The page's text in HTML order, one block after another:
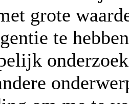
grote
te